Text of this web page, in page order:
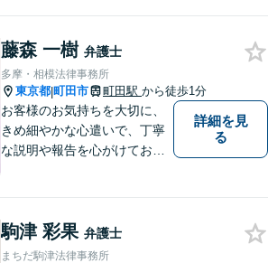
ださい。
藤森 一樹 弁護士
多摩・相模法律事務所
東京都|町田市 町田駅 から徒歩1分
お客様のお気持ちを大切に、
きめ細やかな心遣いで、丁寧
な説明や報告を心がけており
い相手方でもスムーズに解決
にいたします。
詳細を見
る
駒津 彩果 弁護士
まちだ駒津法律事務所